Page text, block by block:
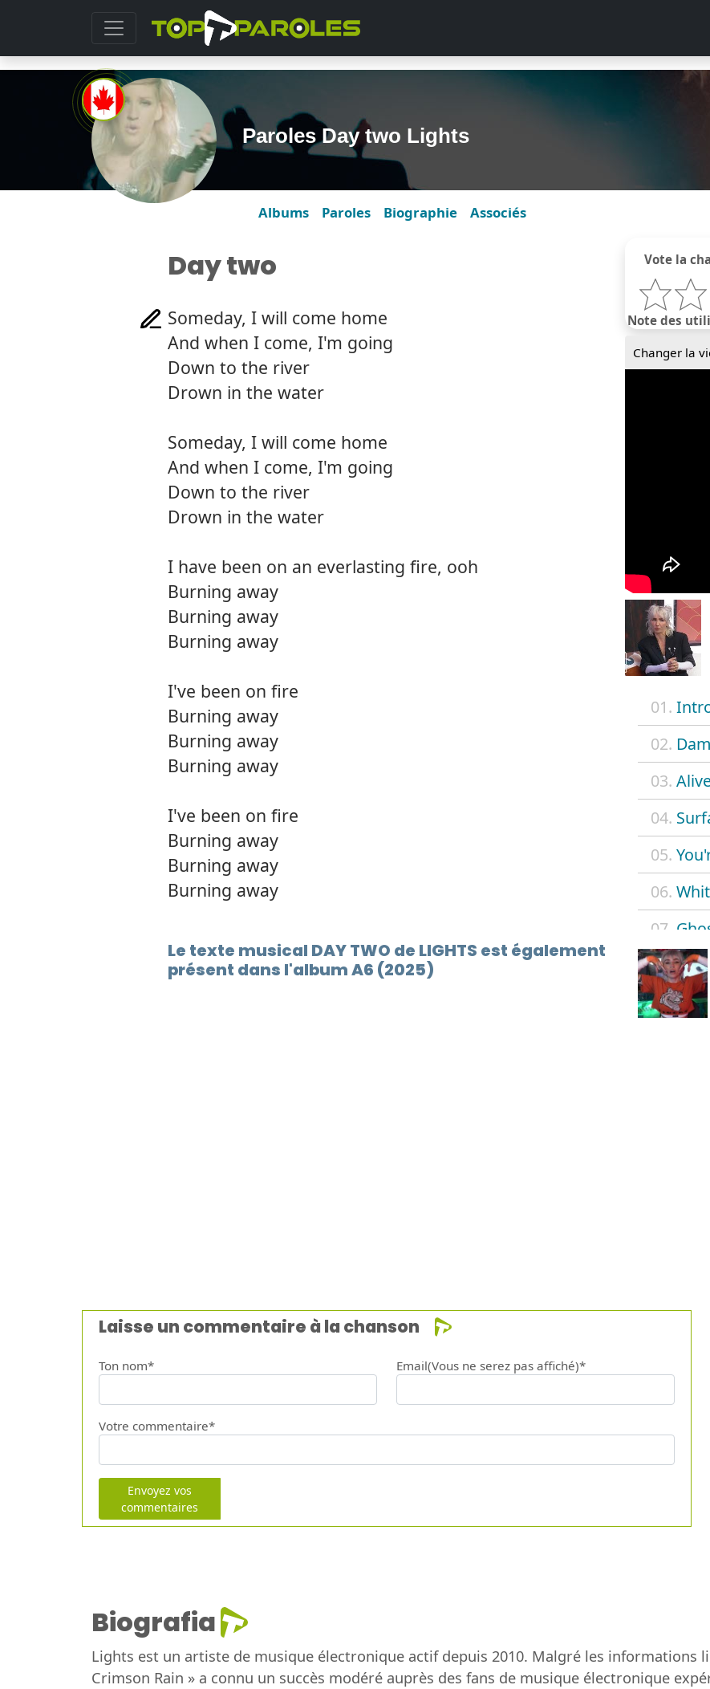
Paroles Day two Lights
Albums Paroles Biographie Associés
Vote la
Note des
Changer la
01.
02.
03.
04.
05.
06.
07.
08.
09.
Day two
Someday, I will come home
And when I come, I'm going
Down to the river
Drown in the water
Someday, I will come home
And when I come, I'm going
Down to the river
Drown in the water
I have been on an everlasting fire, ooh
Burning away
Burning away
Burning away
I've been on fire
Burning away
Burning away
Burning away
I've been on fire
Burning away
Burning away
Burning away
Le texte musical DAY TWO de LIGHTS est également
présent dans l'album A6 (2025)
Laisse un commentaire à la chanson
Ton nom* Email(Vous ne serez pas affiché)*
Votre commentaire*
Envoyez vos
commentaires
Biografia
Lights est un artiste de musique électronique actif depuis 2010. Malgré les informations
Crimson Rain » a connu un succès modéré auprès des fans de musique électronique